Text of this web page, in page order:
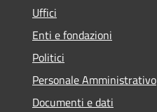
Uffici
Enti e fondazioni
Politici
Personale Amministrativo
Documenti e dati